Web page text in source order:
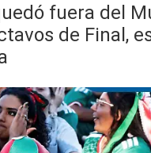
fuera del
de Final,